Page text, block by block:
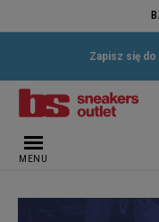
Zapisz się
MENU